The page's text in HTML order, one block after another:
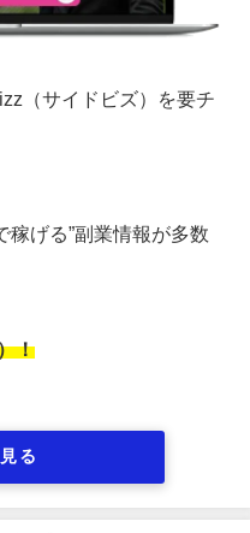
（サイドビズ）を要チ
稼げる”副業情報が多数
！
る